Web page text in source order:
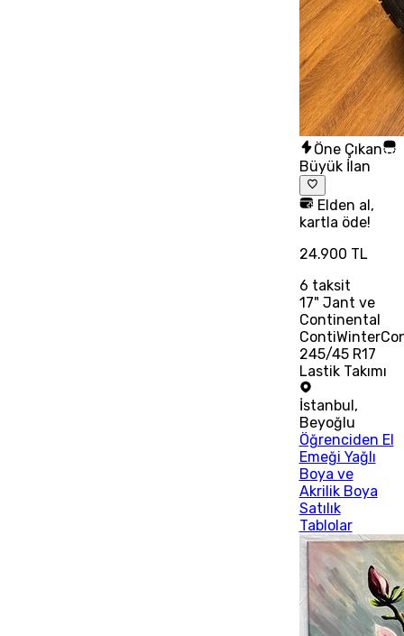
Öne Çıkan
Büyük İlan
Elden al,
kartla öde!
24.900 TL
6 taksit
17" Jant ve
Continental
245/45 R17
Lastik Takımı
İstanbul,
Beyoğlu
Öğrenciden El
Emeği Yağlı
Boya ve
Akrilik Boya
Satılık
Tablolar